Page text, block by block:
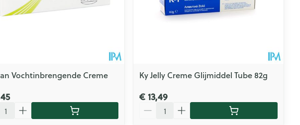
Vochtinbrengende Creme
Ky Jelly Creme Glijmiddel Tube 82g
€ 13,49